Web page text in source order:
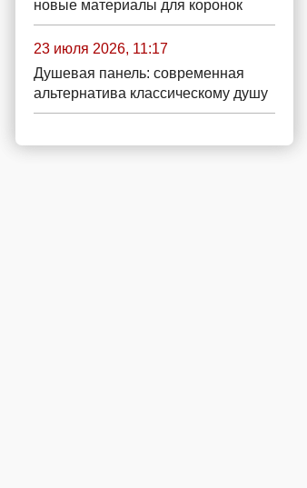
новые материалы для коронок
23 июля 2026, 11:17
Душевая панель: современная
альтернатива классическому душу